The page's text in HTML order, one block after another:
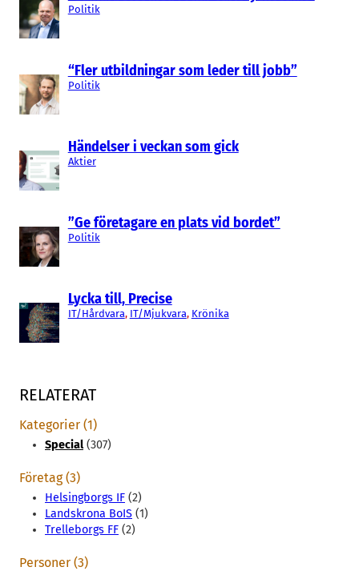
Politik
“Fler utbildningar som leder till jobb”
Politik
Händelser i veckan som gick
Aktier
”Ge företagare en plats vid bordet”
Politik
Lycka till, Precise
IT/Hårdvara, IT/Mjukvara, Krönika
RELATERAT
Kategorier (1)
Special(307)
Företag (3)
Helsingborgs IF (2)
Landskrona BoIS (1)
Trelleborgs FF (2)
Personer (3)